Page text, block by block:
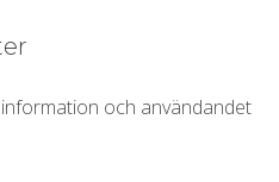
och användandet